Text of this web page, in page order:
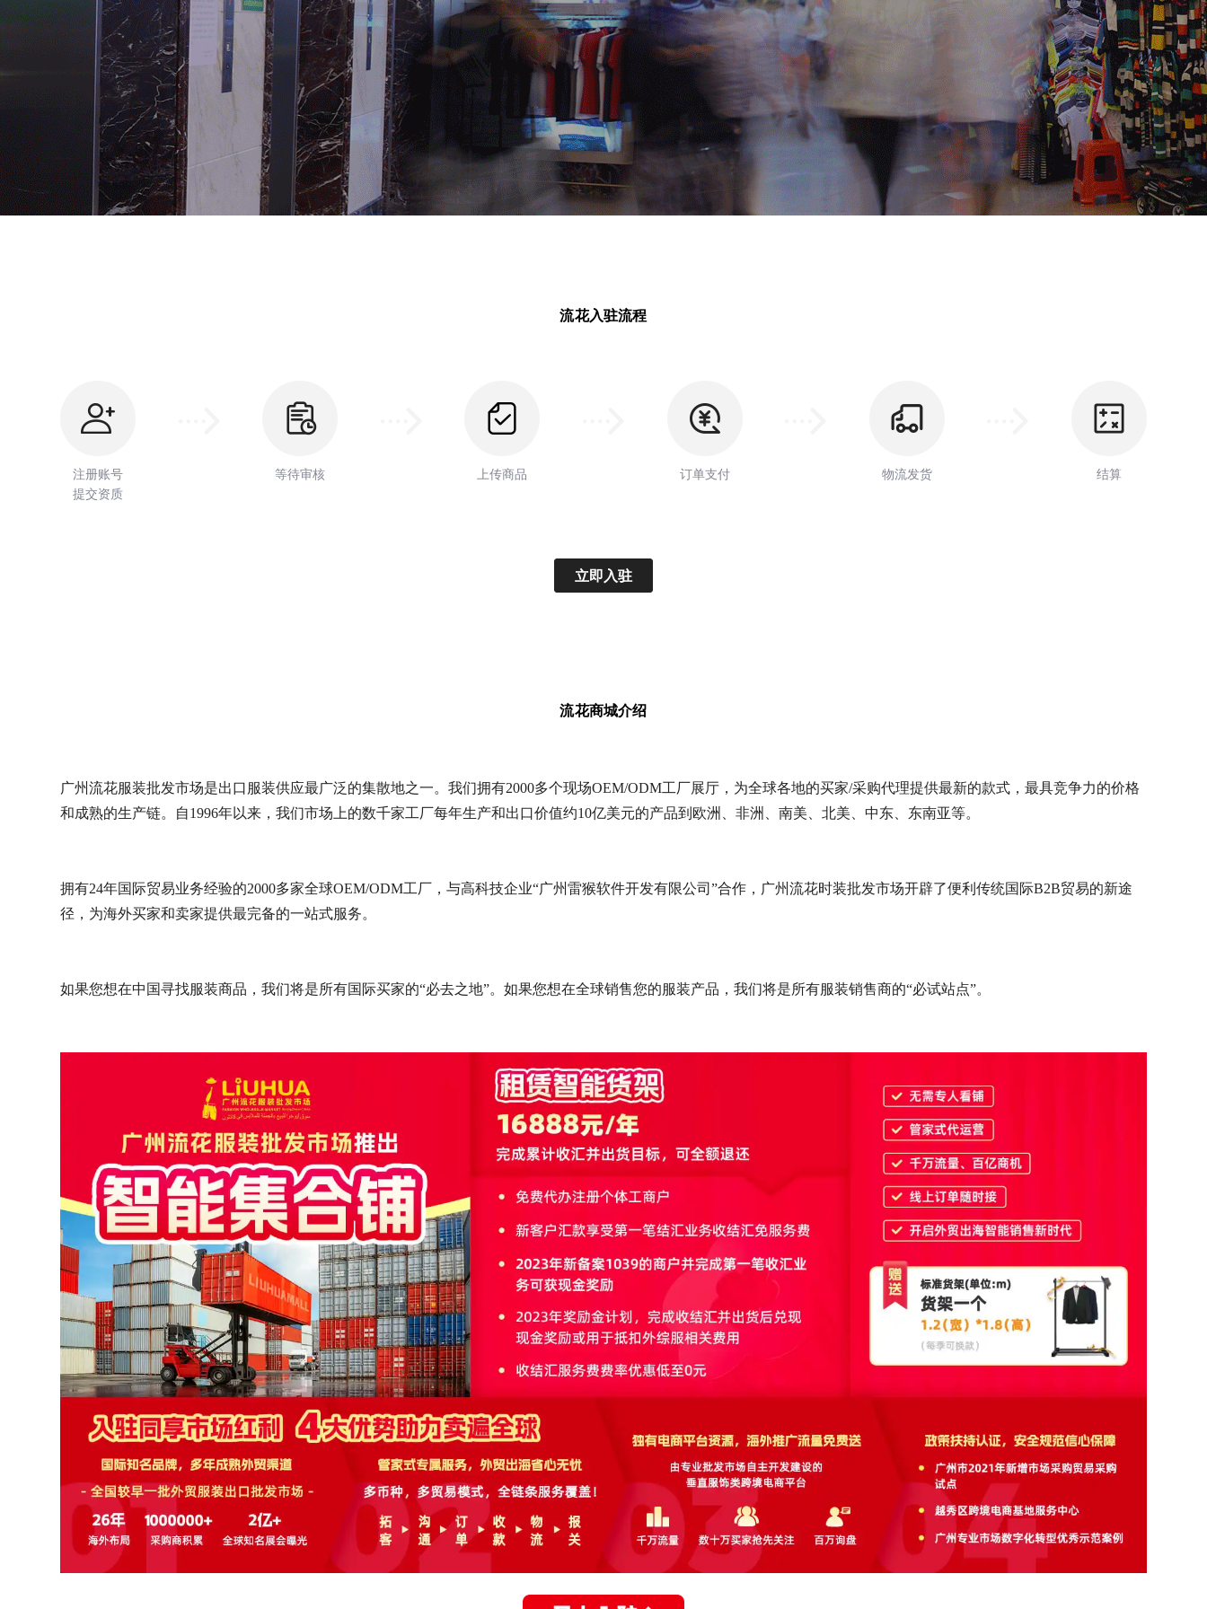
流花入驻流程
注册账号
提交资质
等待审核 上传商品 订单支付 物流发货 结算
立即入驻
流花商城介绍
广州流花服装批发市场是出口服装供应最广泛的集散地之一。我们拥有2000多个现场OEM/ODM工厂展厅，为全球各地的买家/采购代理提供最新的款式，最具竞争力的价格
和成熟的生产链。自1996年以来，我们市场上的数千家工厂每年生产和出口价值约10亿美元的产品到欧洲、非洲、南美、北美、中东、东南亚等。
拥有24年国际贸易业务经验的2000多家全球OEM/ODM工厂，与高科技企业“广州雷猴软件开发有限公司”合作，广州流花时装批发市场开辟了便利传统国际B2B贸易的新途
径，为海外买家和卖家提供最完备的一站式服务。
如果您想在中国寻找服装商品，我们将是所有国际买家的“必去之地”。如果您想在全球销售您的服装产品，我们将是所有服装销售商的“必试站点”。